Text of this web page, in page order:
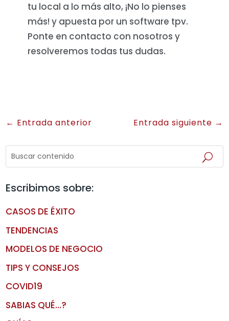
tu local a lo más alto, ¡No lo pienses
más! y apuesta por un software tpv.
Ponte en contacto con nosotros y
resolveremos todas tus dudas.
← Entrada anterior Entrada siguiente →
Escribimos sobre:
CASOS DE ÉXITO
TENDENCIAS
MODELOS DE NEGOCIO
TIPS Y CONSEJOS
COVID19
SABIAS QUÉ…?